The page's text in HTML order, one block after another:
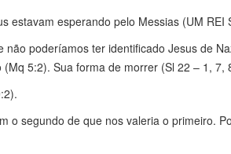
esperando pelo Messias (UM REI
poderíamos ter identificado Jesus de
5:2). Sua forma de morrer (Sl 22 – 1, 7,
segundo de que nos valeria o primeiro.